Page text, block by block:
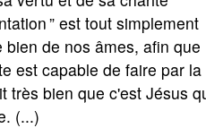
” est tout simplement
de nos âmes, afin que
est capable de faire par
très bien que c'est Jésus
(...)